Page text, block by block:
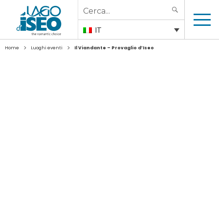
Search
for:
IT
Home > Luoghi eventi > Il Viandante – Provaglio d’Iseo